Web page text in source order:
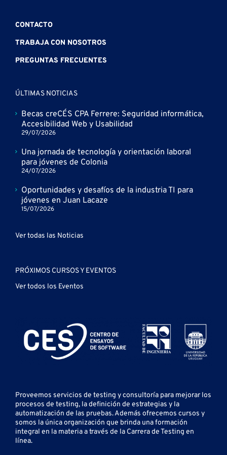
CONTACTO
TRABAJA CON NOSOTROS
PREGUNTAS FRECUENTES
ÚLTIMAS NOTICIAS
Becas creCÉS CPA Ferrere: Seguridad informática,
Accesibilidad Web y Usabilidad
29/07/2026
Una jornada de tecnología y orientación laboral
para jóvenes de Colonia
24/07/2026
Oportunidades y desafíos de la industria TI para
jóvenes en Juan Lacaze
15/07/2026
Ver todas las Noticias
PRÓXIMOS CURSOS Y EVENTOS
Ver todos los Eventos
Proveemos servicios de testing yconsultoría para mejorar los
procesos de testing, la definición de estrategias y la
automatización de las pruebas.Además ofrecemos cursos y
somos la única organización que brinda una formación
integral en la materia a través de la Carrera de Testing en
línea.